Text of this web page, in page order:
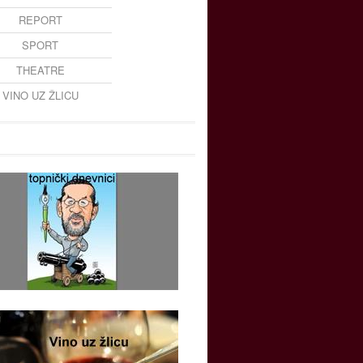
REPORT
SPORT
THEATRE
VINO UZ ŽLICU